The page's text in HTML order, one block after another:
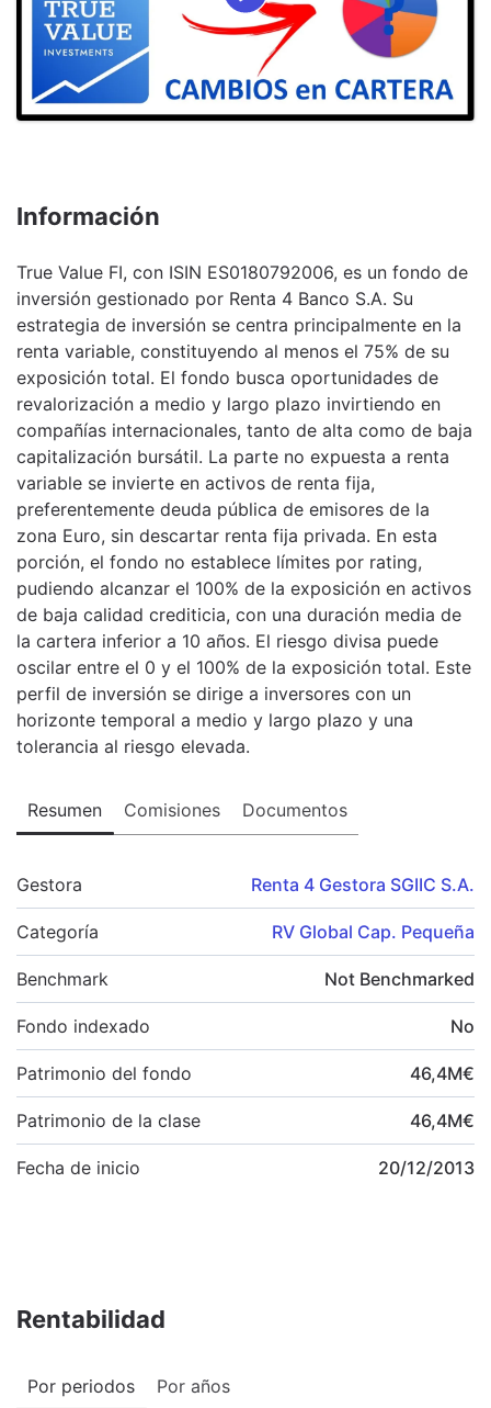
Información
True Value FI, con ISIN ES0180792006, es un fondo de
inversión gestionado por Renta 4 Banco S.A. Su
estrategia de inversión se centra principalmente en la
renta variable, constituyendo al menos el 75% de su
exposición total. El fondo busca oportunidades de
revalorización a medio y largo plazo invirtiendo en
compañías internacionales, tanto de alta como de baja
capitalización bursátil. La parte no expuesta a renta
variable se invierte en activos de renta fija,
preferentemente deuda pública de emisores de la
zona Euro, sin descartar renta fija privada. En esta
porción, el fondo no establece límites por rating,
pudiendo alcanzar el 100% de la exposición en activos
de baja calidad crediticia, con una duración media de
la cartera inferior a 10 años. El riesgo divisa puede
oscilar entre el 0 y el 100% de la exposición total. Este
perfil de inversión se dirige a inversores con un
horizonte temporal a medio y largo plazo y una
tolerancia al riesgo elevada.
Resumen Comisiones Documentos
Gestora Renta 4 Gestora SGIIC S.A.
Categoría RV Global Cap. Pequeña
Benchmark Not Benchmarked
Fondo indexado No
Patrimonio del fondo 46,4M€
Patrimonio de la clase 46,4M€
Fecha de inicio 20/12/2013
Rentabilidad
Por periodos Por años